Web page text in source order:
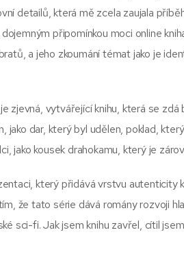
detailů, která mě zcela zaujala
připomínkou moci online
a jeho zkoumání témat jako je
zjevná, vytvářející knihu, která se
jako dar, který byl udělen, poklad,
jako kousek drahokamu, který je
který přidává vrstvu autenticity
že tato série dává romány rozvoji
sci-fi. Jak jsem knihu zavřel, cítil